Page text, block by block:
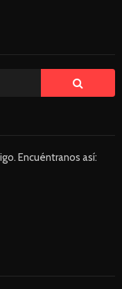
Encuéntranos así: